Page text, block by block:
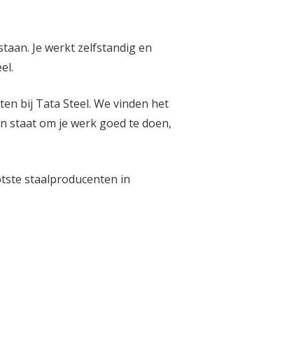
Je werkt zelfstandig en
bij Tata Steel. We vinden het
staat om je werk goed te doen,
staalproducenten in